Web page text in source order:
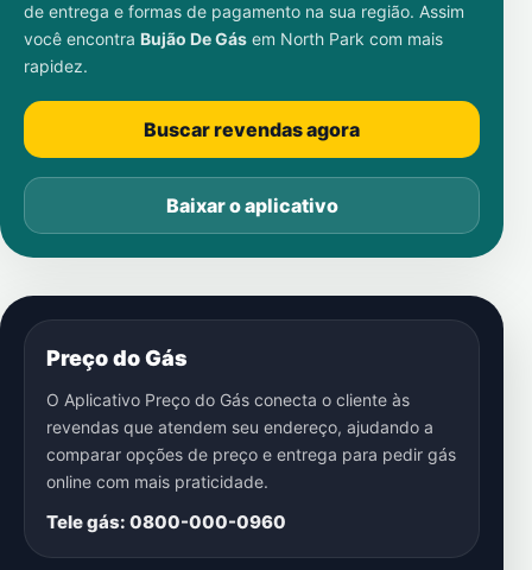
de entrega e formas de pagamento na sua região. Assim
você encontra Bujão De Gás em North Park com mais
rapidez.
Buscar revendas agora
Baixar o aplicativo
Preço do Gás
O Aplicativo Preço do Gás conecta o cliente às
revendas que atendem seu endereço, ajudando a
comparar opções de preço e entrega para pedir gás
online com mais praticidade.
Tele gás: 0800-000-0960